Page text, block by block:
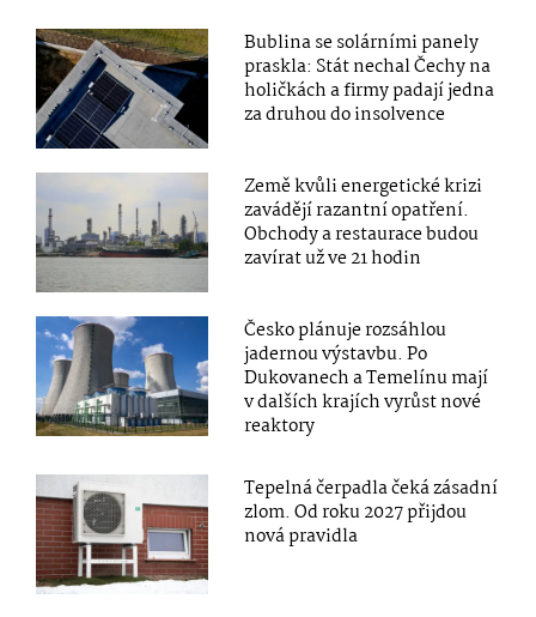
Bublina se solárními panely
praskla: Stát nechal Čechy na
holičkách a firmy padají jedna
za druhou do insolvence
Země kvůli energetické krizi
zavádějí razantní opatření.
Obchody a restaurace budou
zavírat už ve 21 hodin
Česko plánuje rozsáhlou
jadernou výstavbu. Po
Dukovanech a Temelínu mají
v dalších krajích vyrůst nové
reaktory
Tepelná čerpadla čeká zásadní
zlom. Od roku 2027 přijdou
nová pravidla